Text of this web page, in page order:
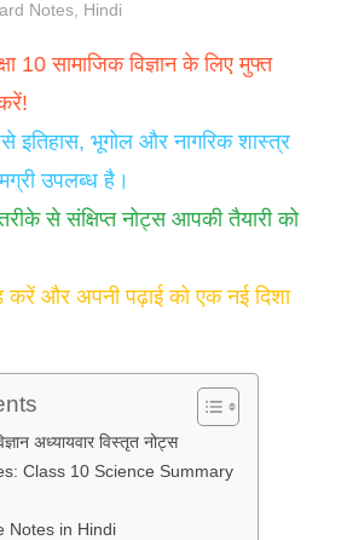
Notes Hindi
10 सामाजिक विज्ञान के लिए मुफ्त
इतिहास, भूगोल और नागरिक शास्त्र
उपलब्ध है।
से संक्षिप्त नोट्स आपकी तैयारी को
और अपनी पढ़ाई को एक नई दिशा
अध्यायवार विस्तृत नोट्स
Class 10 Science Summary
Notes in Hindi